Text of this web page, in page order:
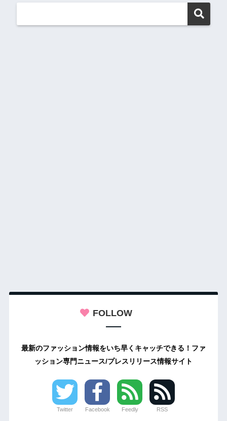
FOLLOW
最新のファッション情報をいち早くキャッチできる！ファ
ッション専門ニュース/プレスリリース情報サイト
Twitter Facebook Feedly RSS